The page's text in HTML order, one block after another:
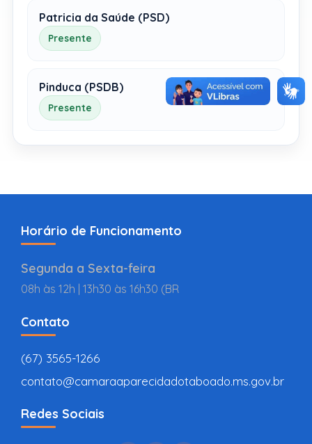
Patricia da Saúde (PSD)
Presente
Pinduca (PSDB)
Presente
Horário de Funcionamento
Segunda a Sexta-feira
08h às 12h | 13h30 às 16h30 (BR
Contato
(67) 3565-1266
contato@camaraaparecidadotaboado.ms.gov.br
Redes Sociais